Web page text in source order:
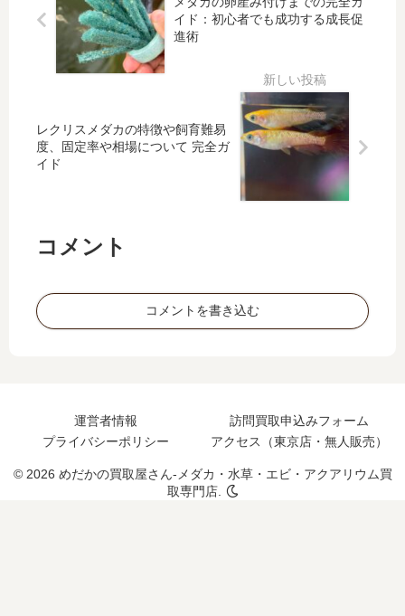
ック
策
な
い
で
メ
飼
育
解：
初心
ポイ
ント
イド：初心者でも成功する成長促
進術
レクリスメダカの特徴や飼育難易
度、固定率や相場について 完全ガ
イド
コメント
コメントを書き込む
運営者情報
訪問買取申込みフォーム
プライバシーポリシー
アクセス（東京店・無人販売）
© 2026 めだかの買取屋さん-メダカ・水草・エビ・アクアリウム買
取専門店.